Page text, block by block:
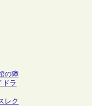
の障
ドラ
レク